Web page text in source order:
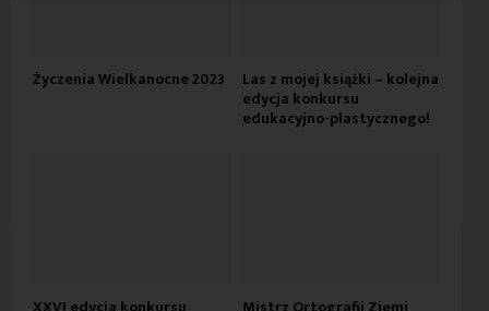
Życzenia Wielkanocne 2023 Las z mojej książki – kolejna
edycja konkursu
edukacyjno-plastycznego!